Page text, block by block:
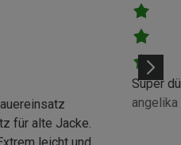
für alte Jacke.
leicht und
angelika
Super